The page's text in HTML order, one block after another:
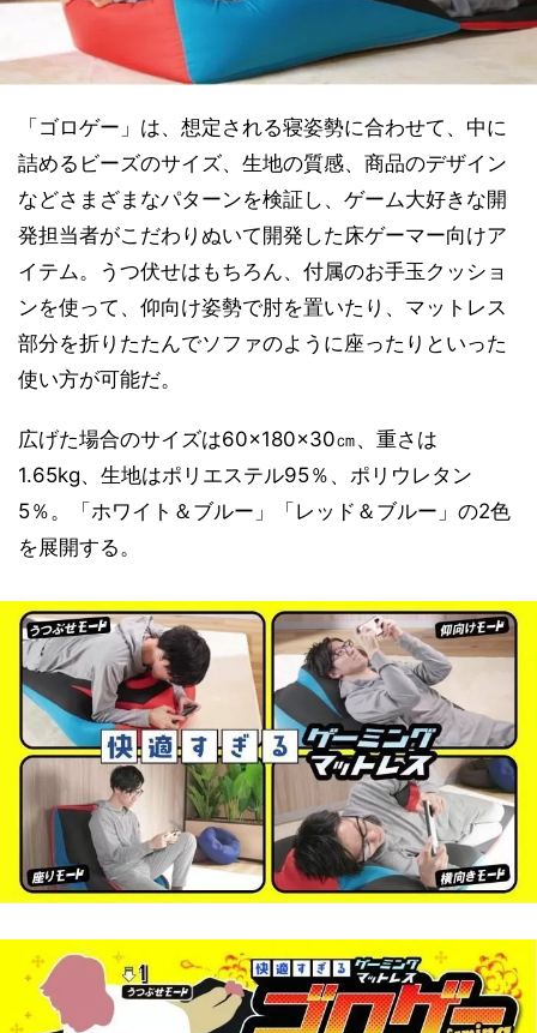
「ゴロゲー」は、想定される寝姿勢に合わせて、中に
詰めるビーズのサイズ、生地の質感、商品のデザイン
などさまざまなパターンを検証し、ゲーム大好きな開
発担当者がこだわりぬいて開発した床ゲーマー向けア
イテム。うつ伏せはもちろん、付属のお手玉クッショ
ンを使って、仰向け姿勢で肘を置いたり、マットレス
部分を折りたたんでソファのように座ったりといった
使い方が可能だ。
広げた場合のサイズは60×180×30㎝、重さは
1.65kg、生地はポリエステル95％、ポリウレタン
5％。「ホワイト＆ブルー」「レッド＆ブルー」の2色
を展開する。